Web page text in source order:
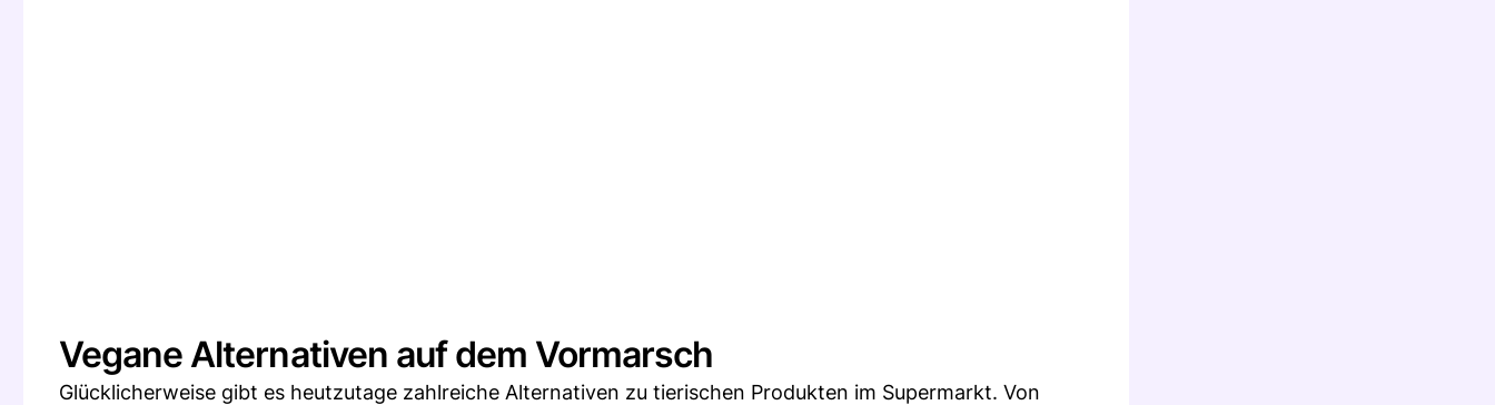
Vegane Alternativen auf dem Vormarsch
Glücklicherweise gibt es heutzutage zahlreiche Alternativen zu tierischen Produkten im Supermarkt. Von